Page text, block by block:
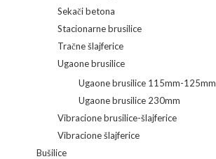
Sekači betona
Stacionarne brusilice
Tračne šlajferice
Ugaone brusilice
Ugaone brusilice 115mm-125mm
Ugaone brusilice 230mm
Vibracione brusilice-šlajferice
Vibracione šlajferice
Bušilice